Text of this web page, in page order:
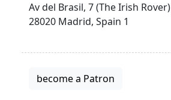
Av del Brasil, 7 (The Irish Rover)
28020 Madrid, Spain 1
become a Patron